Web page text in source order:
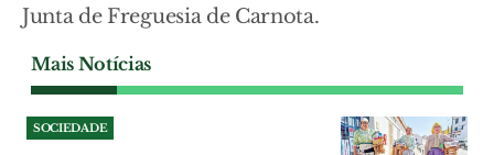
Junta de Freguesia de Carnota.
Mais Notícias
SOCIEDADE